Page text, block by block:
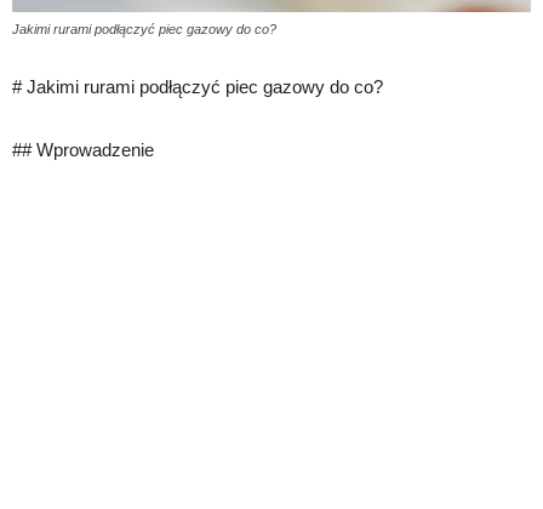
Jakimi rurami podłączyć piec gazowy do co?
# Jakimi rurami podłączyć piec gazowy do co?
## Wprowadzenie